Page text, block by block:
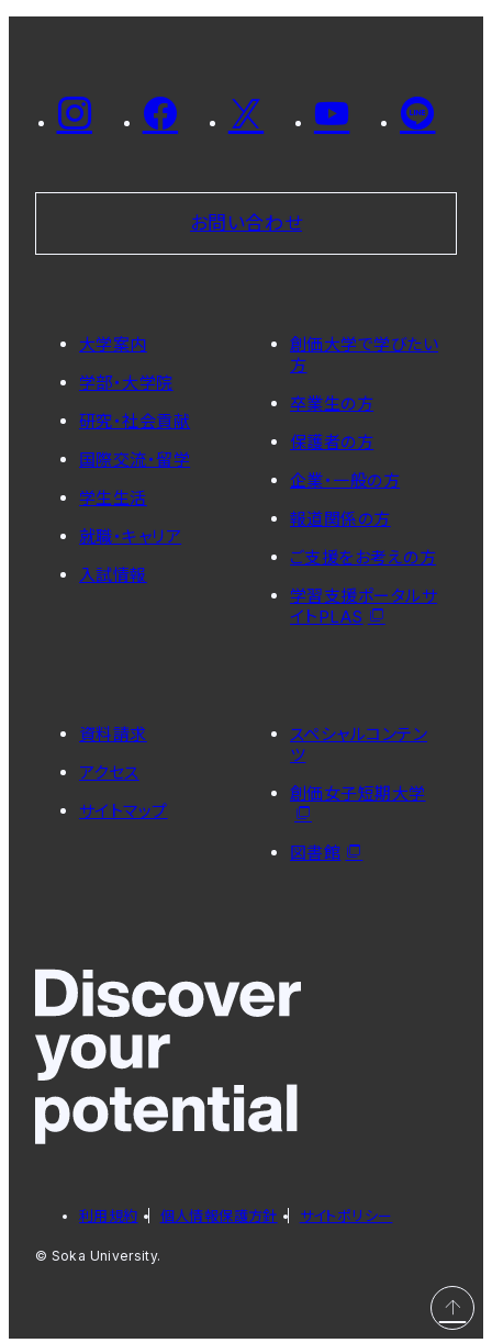
お問い合わせ
大学案内
学部・大学院
研究・社会貢献
国際交流・留学
学生生活
就職・キャリア
入試情報
創価大学で学びたい
方
卒業生の方
保護者の方
企業・一般の方
報道関係の方
ご支援をお考えの方
学習支援ポータルサ
イトPLAS
資料請求
アクセス
サイトマップ
スペシャルコンテン
ツ
創価女子短期大学
図書館
利用規約 個人情報保護方針 サイトポリシー
© Soka University.